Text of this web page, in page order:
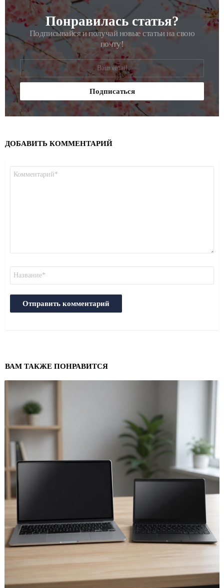
РАССЫЛКАПонравилась статья?
Подписывайся и получай новые статьи на свою
почту!
ДОБАВИТЬ КОММЕНТАРИЙ
ВАМ ТАКЖЕ ПОНРАВИТСЯ